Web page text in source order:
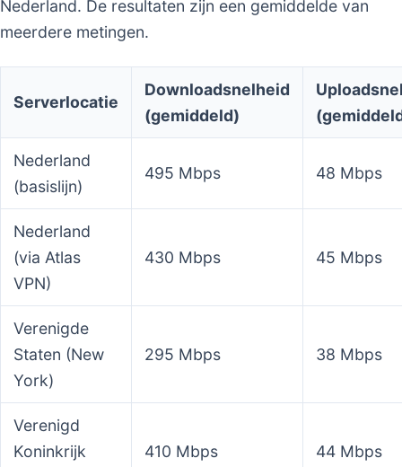
Nederland. De resultaten zijn een gemiddelde van
meerdere metingen.
Serverlocatie
Downloadsnelheid
(gemiddeld)
Nederland
(basislijn)
495 Mbps 48 Mbps
Nederland
(via Atlas
VPN)
430 Mbps 45 Mbps
Verenigde
Staten (New
York)
295 Mbps 38 Mbps
Verenigd
Koninkrijk
410 Mbps 44 Mbps